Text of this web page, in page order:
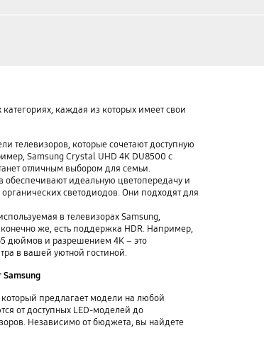
каждая из которых имеет свои
телевизоров, которые сочетают доступную
Samsung Crystal UHD 4K DU8500 с
отличным выбором для семьи.
обеспечивают идеальную цветопередачу и
светодиодов. Они подходят для
в телевизорах Samsung,
же, есть поддержка HDR. Например,
дюймов и разрешением 4K – это
в вашей уютной гостиной.
предлагает модели на любой
от доступных LED-моделей до
Независимо от бюджета, вы найдете